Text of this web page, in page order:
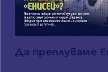
Да преплуваме